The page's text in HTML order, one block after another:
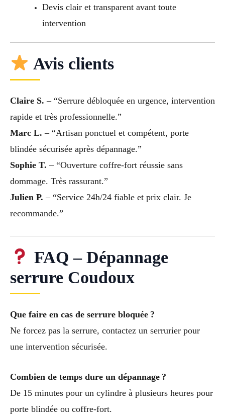
Devis clair et transparent avant toute
intervention
Avis clients
Claire S. – “Serrure débloquée en urgence, intervention
rapide et très professionnelle.”
Marc L. – “Artisan ponctuel et compétent, porte
blindée sécurisée après dépannage.”
Sophie T. – “Ouverture coffre-fort réussie sans
dommage. Très rassurant.”
Julien P. – “Service 24h/24 fiable et prix clair. Je
recommande.”
FAQ – Dépannage
serrure Coudoux
Que faire en cas de serrure bloquée ?
Ne forcez pas la serrure, contactez un serrurier pour
une intervention sécurisée.
Combien de temps dure un dépannage ?
De 15 minutes pour un cylindre à plusieurs heures pour
porte blindée ou coffre-fort.